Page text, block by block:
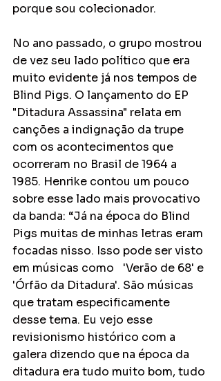
porque sou colecionador.
No ano passado, o grupo mostrou
de vez seu lado político que era
muito evidente já nos tempos de
Blind Pigs. O lançamento do EP
"Ditadura Assassina" relata em
canções a indignação da trupe
com os acontecimentos que
ocorreram no Brasil de 1964 a
1985. Henrike contou um pouco
sobre esse lado mais provocativo
da banda: “Já na época do Blind
Pigs muitas de minhas letras eram
focadas nisso. Isso pode ser visto
em músicas como
	'
Verão de 68' e
'Órfão da Ditadura'. São músicas
que tratam especificamente
desse tema. Eu vejo esse
revisionismo histórico com a
galera dizendo que na época da
ditadura era tudo muito bom, tudo